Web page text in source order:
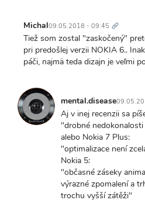
Michal09.05.2018 - 09:45 odkaz
Tiež som zostal "zaskočený"
pri predošlej verzii NOKIA 6..
páči, najmä teda dizajn je veľmi
mental.disease
Aj v inej recenzii sa
"drobné
alebo Nokia 7 Plus:
"optimalizace není
Nokia 5:
"občasné záseky
výrazné zpomalení a
trochu vyšší zátěži"